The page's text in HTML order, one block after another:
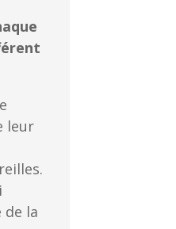
leur
la